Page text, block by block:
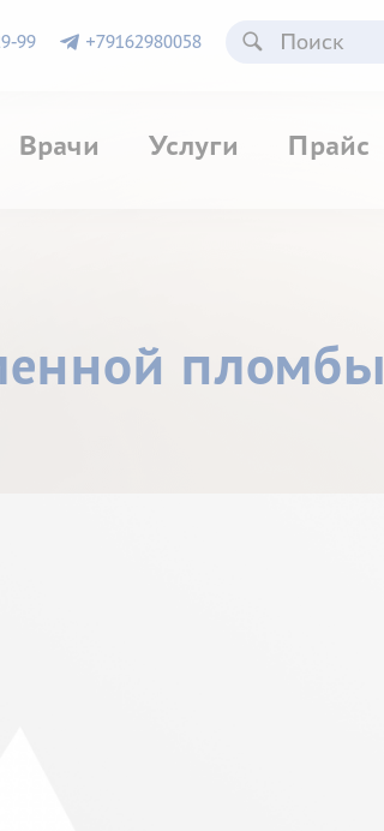
99 +79162980058
Врачи Услуги Прайс
пломбы